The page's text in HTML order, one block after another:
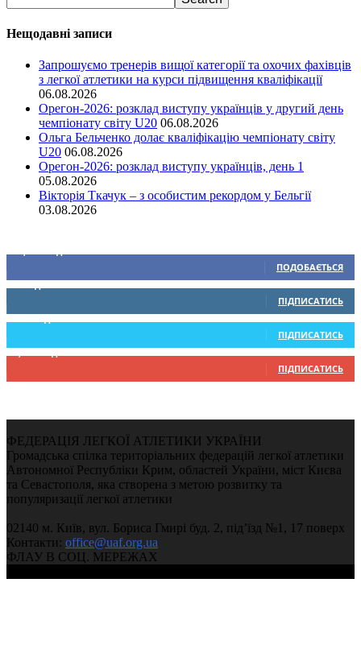
Нещодавні записи
Запрошуємо тренерів вищої категорії та охочих фахівців
з легкої атлетики на курси підвищення кваліфікації
06.08.2026
Орегон-2026: розклад виступу українців у другий день
чемпіонату світу U20 06.08.2026
Ольга Бельченко долає кваліфікацію чемпіонату світу
U20 06.08.2026
Орегон-2026: розклад виступу українців, день 1
05.08.2026
Вікторія Ткачук – з особистим рекордом у Бельгії
03.08.2026
ПОДОБАЄТЬСЯ
0 Підписників
ПІДПИСАТИСЬ
234 Підписників
ПІДПИСАТИСЬ
9,370 Підписників
ПІДПИСАТИСЬ
ФЕДЕРАЦІЯ ЛЕГКОЇ АТЛЕТИКИ УКРАЇНИ
Громадська спілка територіальних федерацій легкої атлетики
Автономної Республіки Крим, областей України, міст Києва
та Севастополя, яка створена з метою розвитку та
популяризації легкої атлетики
02140 м. Київ, вул. Бориса Гмирі буд. 2, під’їзд №1, 17 поверх
Контакти: office@uaf.org.ua
ФЛАУ В СОЦ. МЕРЕЖАХ